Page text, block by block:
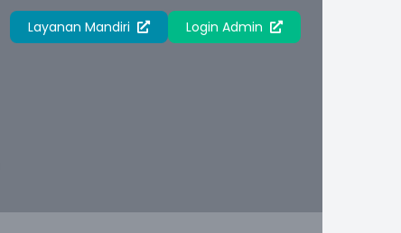
Layanan Mandiri Login Admin